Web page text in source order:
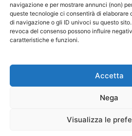
navigazione e per mostrare annunci (non)
queste tecnologie ci consentirà di elaborare
di navigazione o gli ID univoci su questo
revoca del consenso possono influire
caratteristiche e funzioni.
Accetta
Nega
Visualizza le
Contattaci:
Disclaimer / Avviso sui rischi
Privacy - Partita I.V.A.:
durante il trading di CFD con questi fornitori. Valuta